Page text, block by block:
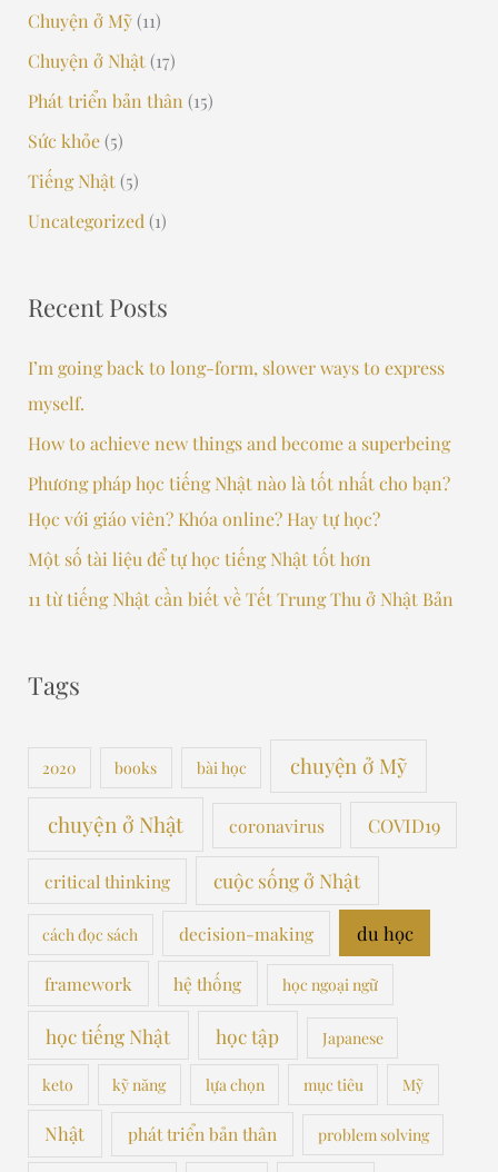
c
h
r
:
Chuyện ở Mỹ(11)
Chuyện ở Nhật(17)
Phát triển bản thân (15)
Sức khỏe(5)
Tiếng Nhật(5)
Uncategorized(1)
Recent Posts
I’m going back to long-form, slower ways to express
myself.
How to achieve new things and become a superbeing
Phương pháp học tiếng Nhật nào là tốt nhất cho bạn?
Học với giáo viên? Khóa online? Hay tự học?
Một số tài liệu để tự học tiếng Nhật tốt hơn
11 từ tiếng Nhật cần biết về Tết Trung Thu ở Nhật Bản
Tags
2020 books bài học chuyện ở Mỹ
chuyện ở Nhật coronavirus COVID19
critical thinking cuộc sống ở Nhật
cách đọc sách decision-making du học
framework hệ thống học ngoại ngữ
học tiếng Nhật học tập Japanese
keto kỹ năng lựa chọn mục tiêu Mỹ
Nhật phát triển bản thân problem solving